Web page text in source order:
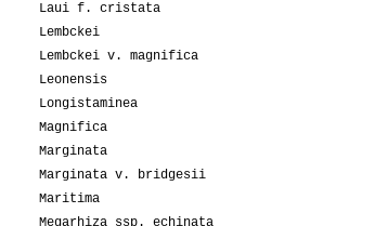
Laui f. cristata
Lembckei
Lembckei v. magnifica
Leonensis
Longistaminea
Magnifica
Marginata
Marginata v. bridgesii
Maritima
Megarhiza ssp. echinata